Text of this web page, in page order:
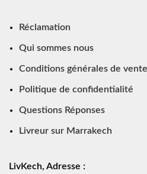
Réclamation
Qui sommes nous
Conditions générales de vente
Politique de confidentialité
Questions Réponses
Livreur sur Marrakech
LivKech, Adresse :